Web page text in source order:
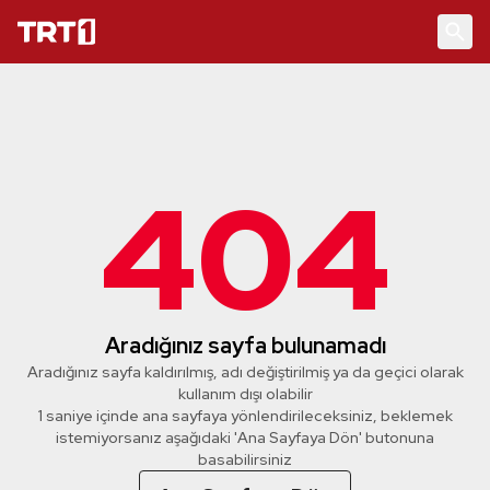
404
Aradığınız sayfa bulunamadı
Aradığınız sayfa kaldırılmış, adı değiştirilmiş ya da geçici olarak
kullanım dışı olabilir
1 saniye içinde ana sayfaya yönlendirileceksiniz, beklemek
istemiyorsanız aşağıdaki 'Ana Sayfaya Dön' butonuna
basabilirsiniz